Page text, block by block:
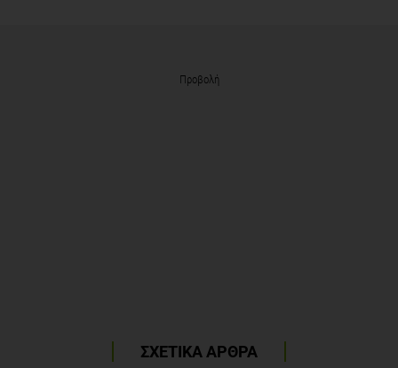
Προβολή
ΣΧΕΤΙΚΑ ΑΡΘΡΑ